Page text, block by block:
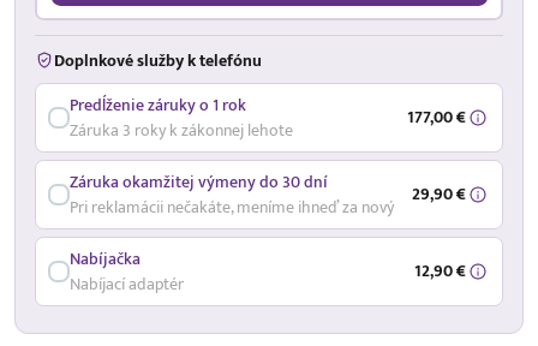
Doplnkové služby k telefónu
Predĺženie záruky o 1 rok
Záruka 3 roky k zákonnej lehote
177,00 €
Záruka okamžitej výmeny do 30 dní
Pri reklamácii nečakáte, meníme ihneď za nový
29,90 €
Nabíjačka
Nabíjací adaptér
12,90 €